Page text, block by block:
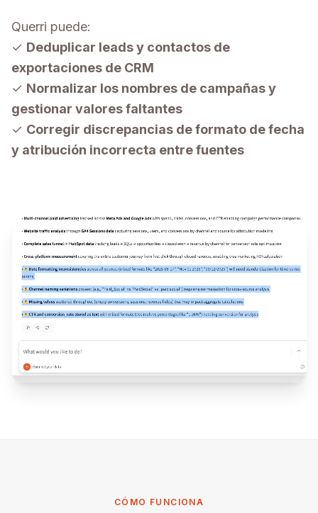
Querri puede:
✓ Deduplicar leads y contactos de
exportaciones de CRM
✓ Normalizar los nombres de campañas y
gestionar valores faltantes
✓ Corregir discrepancias de formato de fecha
y atribución incorrecta entre fuentes
CÓMO FUNCIONA